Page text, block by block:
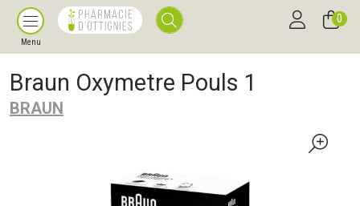
Menu
0
Braun Oxymetre Pouls 1
BRAUN